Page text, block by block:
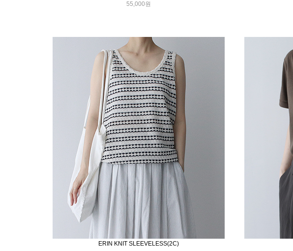
55,000원
ERIN KNIT SLEEVELESS(2C)